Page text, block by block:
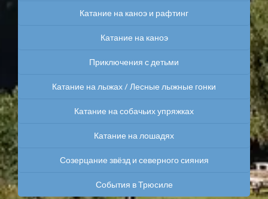
Катание на каноэ и рафтинг
Катание на каноэ
Приключения с детьми
Катание на лыжах / Лесные лыжные гонки
Катание на собачьих упряжках
Катание на лошадях
Созерцание звёзд и северного сияния
События в Трюсиле